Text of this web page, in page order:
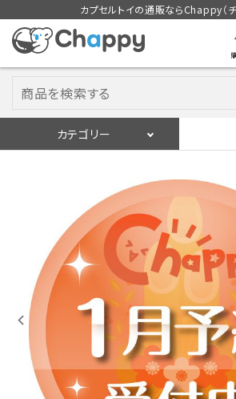
カプセルトイの通販ならChappy（チ
カテゴリー
入荷スケジュールをチェック
カプセルトイマシン本体
カプセルトイ
販促用空カプセル
レンタル